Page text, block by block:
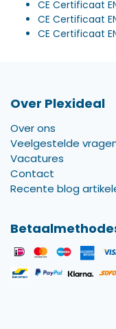
Contact
CE Certificaat
CE Certificaat
CE Certificaat
Over Plexideal
Over ons
Veelgestelde
Vacatures
Contact
Recente blog